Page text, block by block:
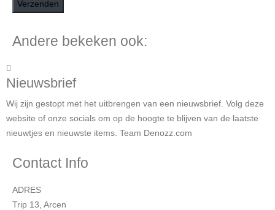
Andere bekeken ook:
Nieuwsbrief
Wij zijn gestopt met het uitbrengen van een nieuwsbrief. Volg deze
website of onze socials om op de hoogte te blijven van de laatste
nieuwtjes en nieuwste items. Team Denozz.com
Contact Info
ADRES
Trip 13, Arcen